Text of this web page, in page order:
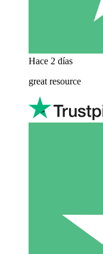
Hace 2 días
great resource